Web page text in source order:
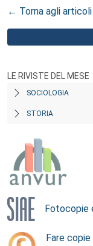
← Torna agli articoli
LE RIVISTE DEL MESE
SOCIOLOGIA
STORIA
Fotocopie
Fare